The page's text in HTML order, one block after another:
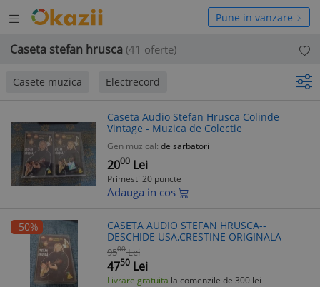
Deschide
meniul
Pune in vanzare
Caseta stefan hrusca (41 oferte)
Casete muzica Electrecord
Caseta Audio Stefan Hrusca Colinde
Vintage - Muzica de Colectie
Gen muzical: de sarbatori
2000 Lei
Primesti 20 puncte
Adauga in cos
-50%
CASETA AUDIO STEFAN HRUSCA--
DESCHIDE USA,CRESTINE ORIGINALA
9500 Lei
4750 Lei
Livrare gratuita la comenzile de 300 lei